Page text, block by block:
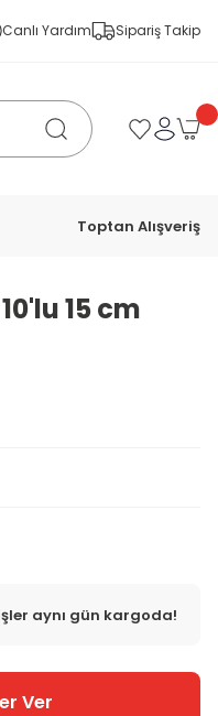
Canlı Yardım Sipariş Takip
Toptan Alışveriş
15 cm
aynı gün kargoda!
Ver